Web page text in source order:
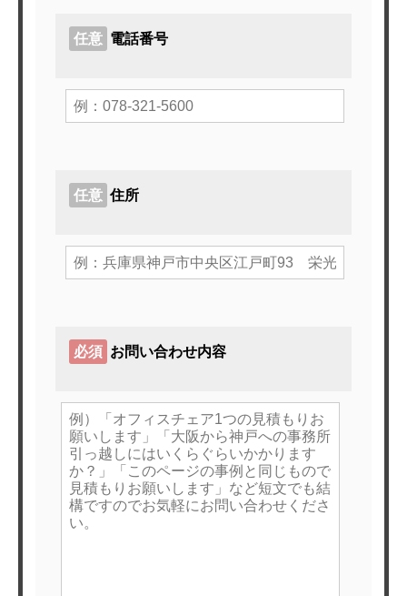
任意 電話番号
任意 住所
必須 お問い合わせ内容